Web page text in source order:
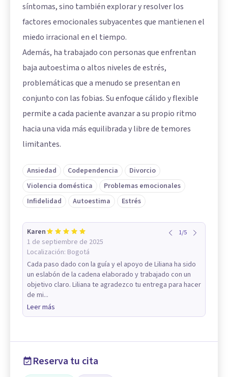
síntomas, sino también explorar y resolver los
factores emocionales subyacentes que mantienen el
miedo irracional en el tiempo.
Además, ha trabajado con personas que enfrentan
baja autoestima o altos niveles de estrés,
problemáticas que a menudo se presentan en
conjunto con las fobias. Su enfoque cálido y flexible
permite a cada paciente avanzar a su propio ritmo
hacia una vida más equilibrada y libre de temores
limitantes.
Ansiedad Codependencia
Divorcio
Violencia doméstica
Problemas emocionales
Infidelidad
Autoestima Estrés
Karen
1 de septiembre de 2025
Localización: Bogotá
1/5
Cada paso dado con la guía y el apoyo de Liliana ha sido
un eslabón de la cadena elaborado y trabajado con un
objetivo claro. Liliana te agradezco tu entrega para hacer
de mi...
Leer más
Reserva tu cita